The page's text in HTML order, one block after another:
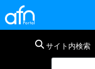
サイト内検索